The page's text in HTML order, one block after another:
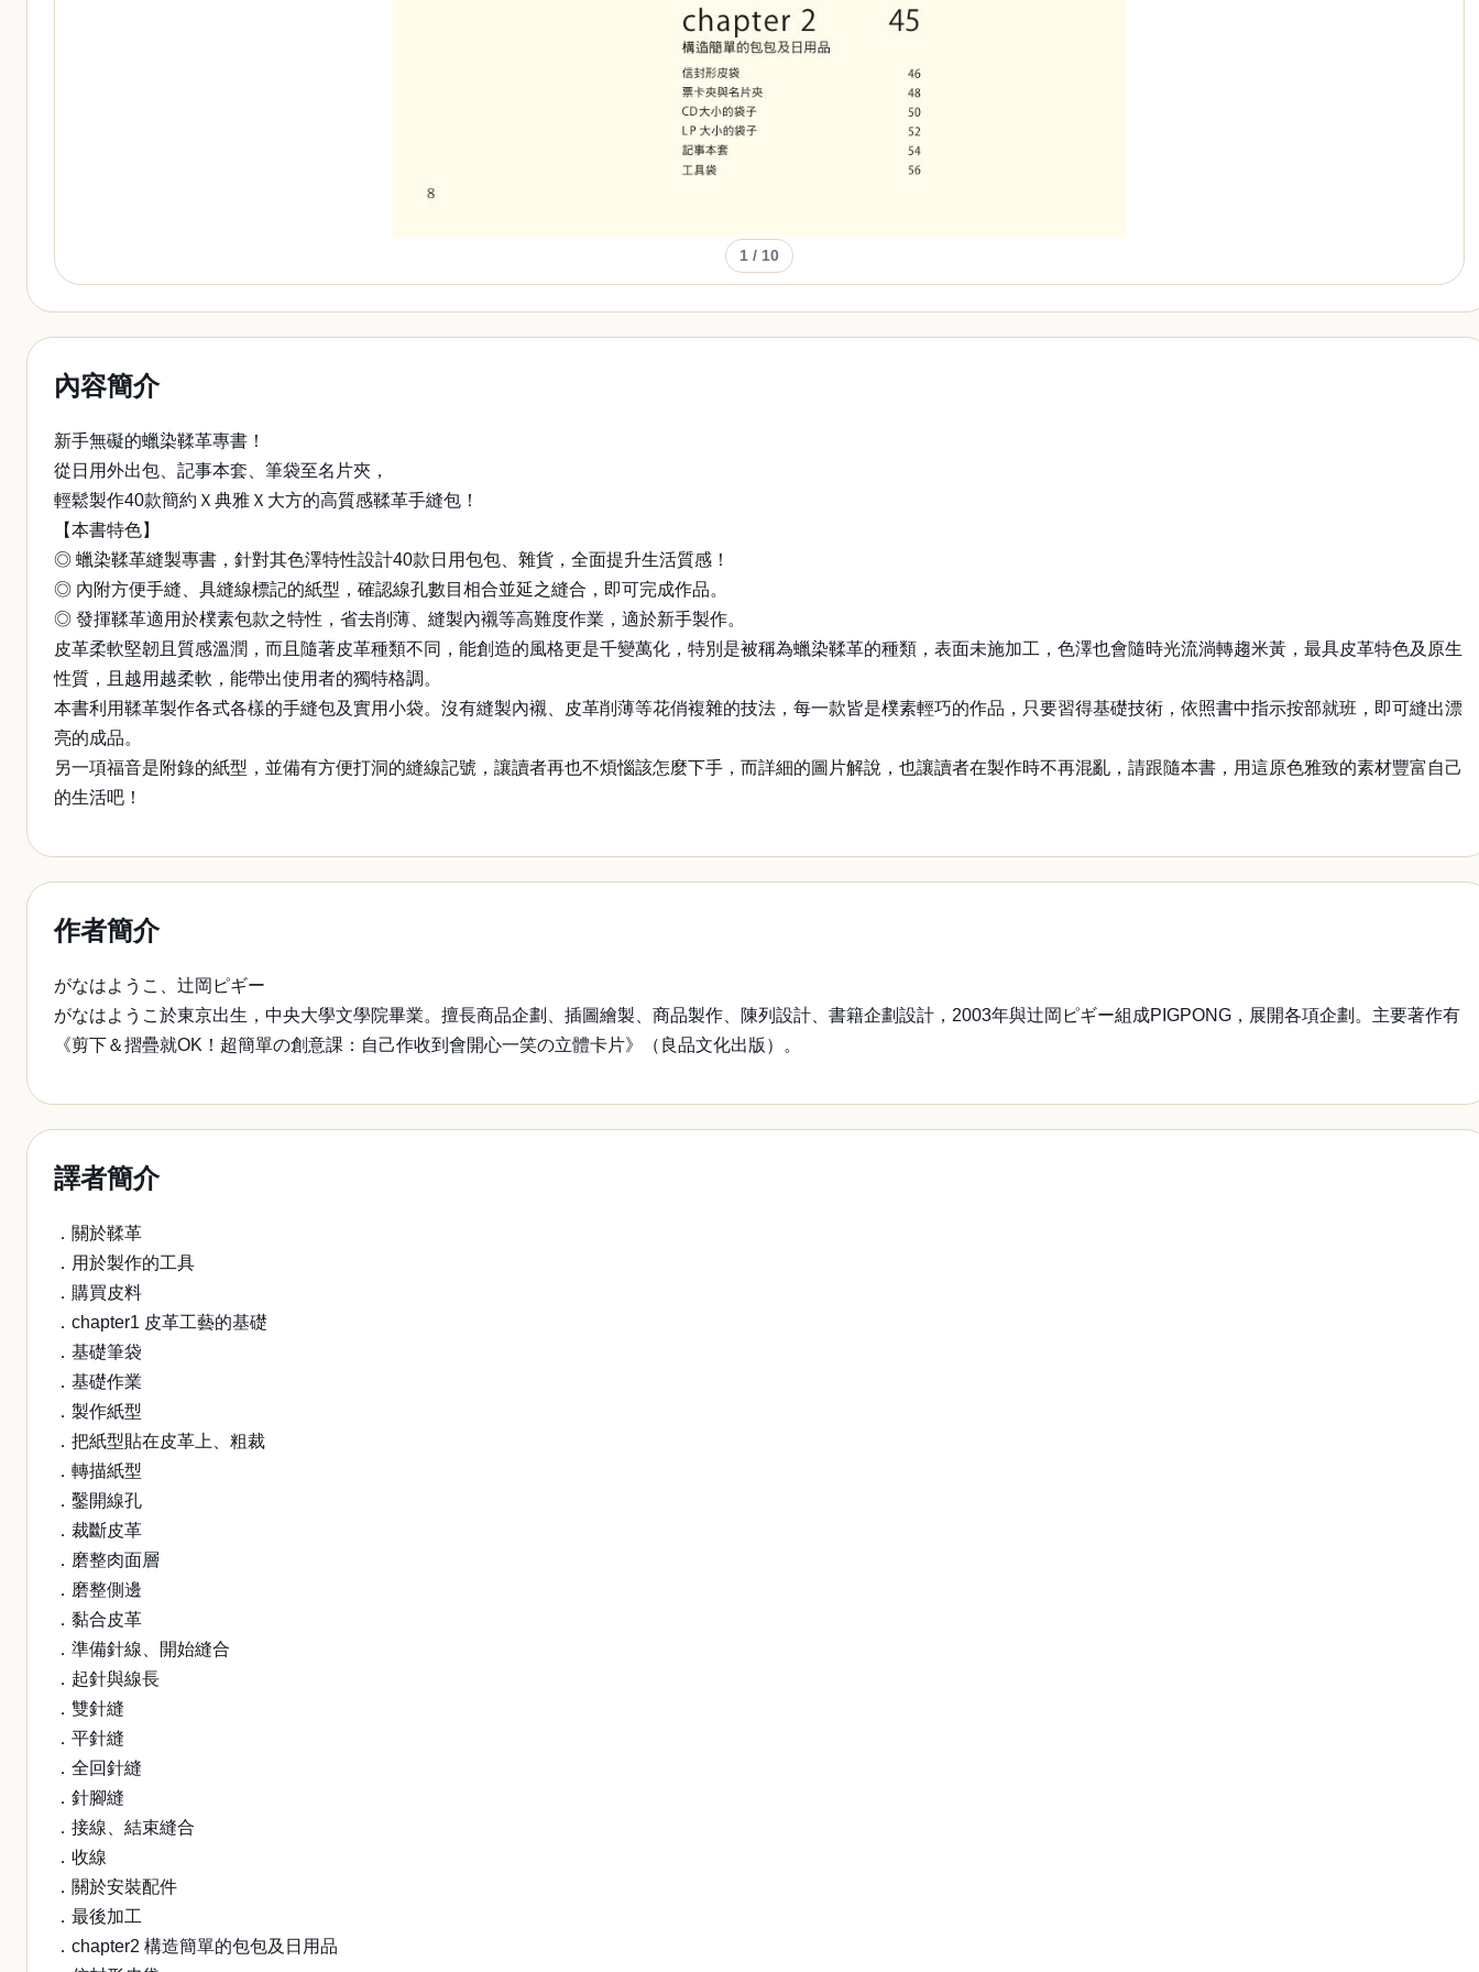
1 / 10
內容簡介
新手無礙的蠟染鞣革專書！
從日用外出包、記事本套、筆袋至名片夾，
輕鬆製作40款簡約Ｘ典雅Ｘ大方的高質感鞣革手縫包！
【本書特色】
◎ 蠟染鞣革縫製專書，針對其色澤特性設計40款日用包包、雜貨，全面提升生活質感！
◎ 內附方便手縫、具縫線標記的紙型，確認線孔數目相合並延之縫合，即可完成作品。
◎ 發揮鞣革適用於樸素包款之特性，省去削薄、縫製內襯等高難度作業，適於新手製作。
皮革柔軟堅韌且質感溫潤，而且隨著皮革種類不同，能創造的風格更是千變萬化，特別是被稱為蠟染鞣革的種類，表面未施加工，色澤也會隨時光流淌轉趨米黃，最具皮革特色及原生
性質，且越用越柔軟，能帶出使用者的獨特格調。
本書利用鞣革製作各式各樣的手縫包及實用小袋。沒有縫製內襯、皮革削薄等花俏複雜的技法，每一款皆是樸素輕巧的作品，只要習得基礎技術，依照書中指示按部就班，即可縫出漂
亮的成品。
另一項福音是附錄的紙型，並備有方便打洞的縫線記號，讓讀者再也不煩惱該怎麼下手，而詳細的圖片解說，也讓讀者在製作時不再混亂，請跟隨本書，用這原色雅致的素材豐富自己
的生活吧！
作者簡介
がなはようこ、辻岡ピギー
がなはようこ於東京出生，中央大學文學院畢業。擅長商品企劃、插圖繪製、商品製作、陳列設計、書籍企劃設計，2003年與辻岡ピギー組成PIGPONG，展開各項企劃。主要著作有
《剪下＆摺疊就OK！超簡單の創意課：自己作收到會開心一笑の立體卡片》（良品文化出版）。
譯者簡介
．關於鞣革
．用於製作的工具
．購買皮料
．chapter1 皮革工藝的基礎
．基礎筆袋
．基礎作業
．製作紙型
．把紙型貼在皮革上、粗裁
．轉描紙型
．鑿開線孔
．裁斷皮革
．磨整肉面層
．磨整側邊
．黏合皮革
．準備針線、開始縫合
．起針與線長
．雙針縫
．平針縫
．全回針縫
．針腳縫
．接線、結束縫合
．收線
．關於安裝配件
．最後加工
．chapter2 構造簡單的包包及日用品